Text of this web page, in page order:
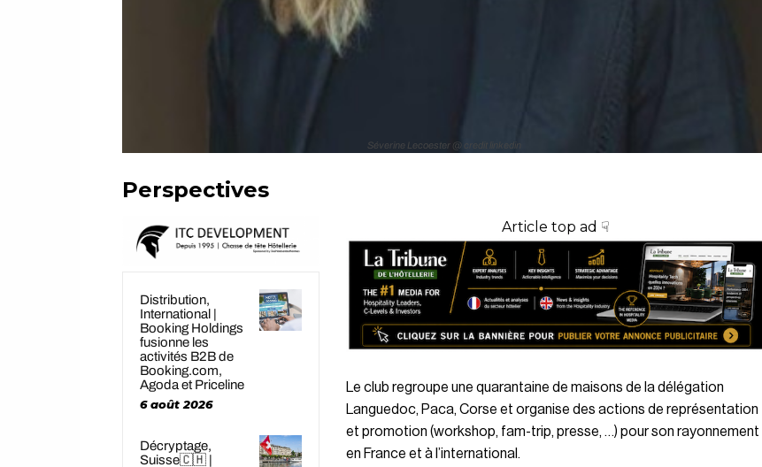
Séverine Lecoester @ credit linkedin
Perspectives
Distribution,
International |
Booking Holdings
fusionne les
activités B2B de
Booking.com,
Agoda et Priceline
6 août 2026
Décryptage,
Suisse🇨🇭 |
Article top ad ☟
Le club regroupe une quarantaine de maisons de la délégation
Languedoc, Paca, Corse et organise des actions de représentation
et promotion (workshop, fam-trip, presse, …) pour son rayonnement
en France et à l’international.